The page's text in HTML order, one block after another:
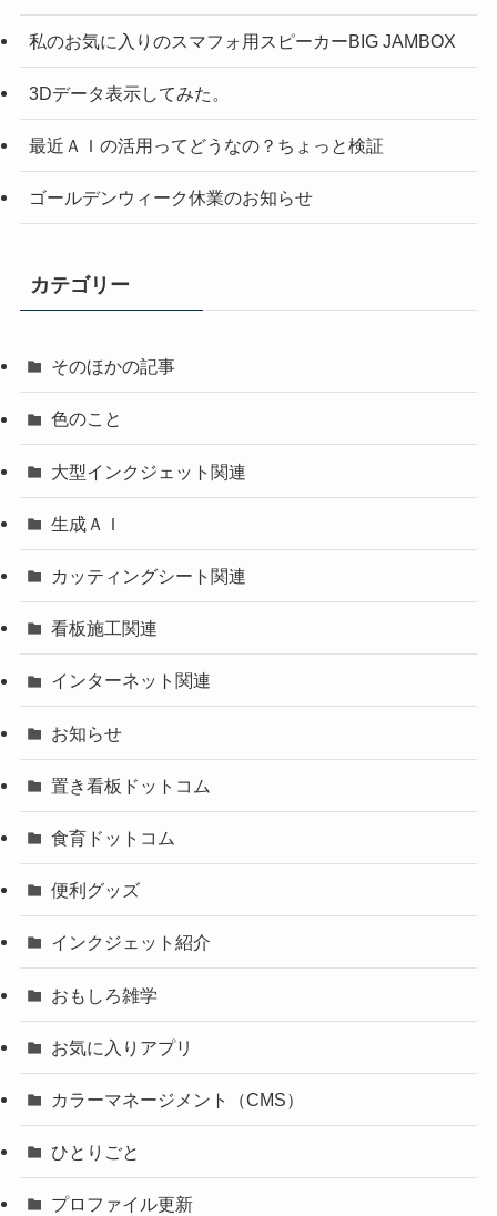
私のお気に入りのスマフォ用スピーカーBIG JAMBOX
3Dデータ表示してみた。
最近ＡＩの活用ってどうなの？ちょっと検証
ゴールデンウィーク休業のお知らせ
カテゴリー
そのほかの記事
色のこと
大型インクジェット関連
生成ＡＩ
カッティングシート関連
看板施工関連
インターネット関連
お知らせ
置き看板ドットコム
食育ドットコム
便利グッズ
インクジェット紹介
おもしろ雑学
お気に入りアプリ
カラーマネージメント（CMS）
ひとりごと
プロファイル更新